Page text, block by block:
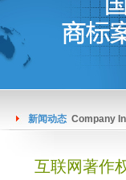
新闻动态 Company
互联网著作